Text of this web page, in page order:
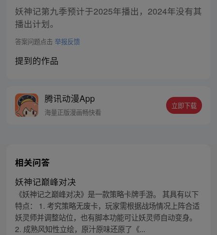
妖神记第九季预计于2025年播出，2024年没有其
播出计划。
答案问题点击 举报反馈
提到的作品
腾讯动漫App
海量正版漫画畅快看
立即下载
相关问答
妖神记巅峰对决
《妖神记之巅峰对决》是一款策略卡牌手游。 其具有以下
特点： 1. 考究策略无废卡，玩家需根据战场情况上阵合适
妖灵师并调整站位，也有脚本功能可让妖灵师自动变身。
2. 成熟风知性立绘，原汁原味还原了《...